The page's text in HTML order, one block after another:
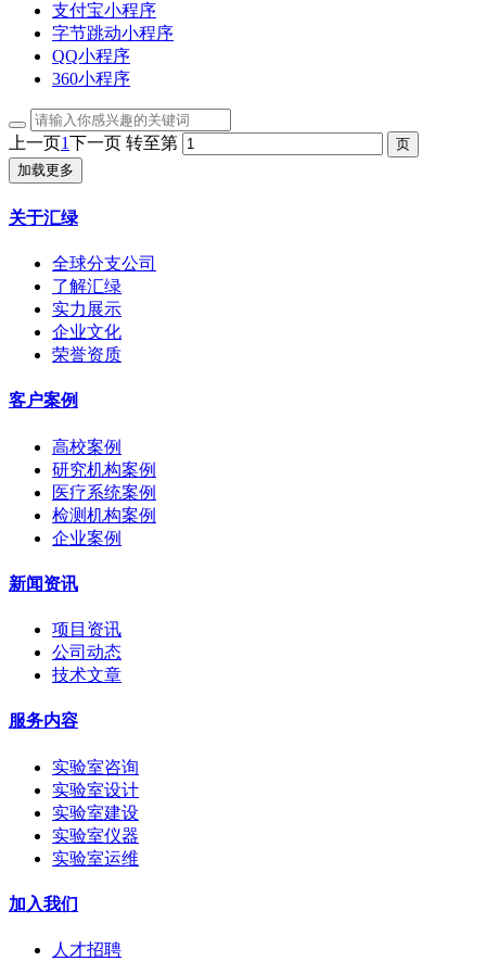
支付宝小程序
字节跳动小程序
QQ小程序
360小程序
上一页1下一页 转至第
加载更多
关于汇绿
全球分支公司
了解汇绿
实力展示
企业文化
荣誉资质
客户案例
高校案例
研究机构案例
医疗系统案例
检测机构案例
企业案例
新闻资讯
项目资讯
公司动态
技术文章
服务内容
实验室咨询
实验室设计
实验室建设
实验室仪器
实验室运维
加入我们
人才招聘